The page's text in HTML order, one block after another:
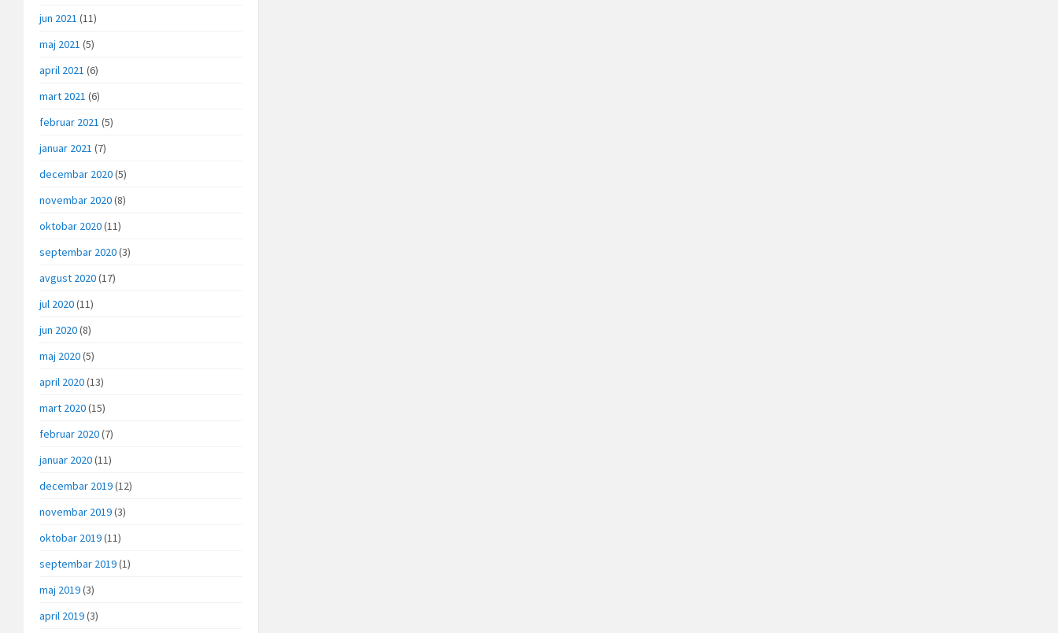
jun 2021 (11)
maj 2021 (5)
april 2021 (6)
mart 2021 (6)
februar 2021 (5)
januar 2021 (7)
decembar 2020(5)
novembar 2020(8)
oktobar 2020(11)
septembar 2020(3)
avgust 2020(17)
jul 2020(11)
jun 2020(8)
maj 2020(5)
april 2020(13)
mart 2020(15)
februar 2020(7)
januar 2020(11)
decembar 2019(12)
novembar 2019(3)
oktobar 2019(11)
septembar 2019(1)
maj 2019(3)
april 2019(3)